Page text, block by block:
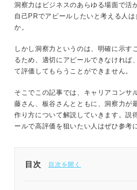
洞察力の自己PRの伝え方
【業界・職種別】洞察力の自
※AIの特性上、間違いが含まれている場
洞察力はビジネスのあらゆる場面で活
自己PRでアピールしたいと考える人
か。
しかし洞察力というのは、明確に示す
るため、適切にアピールできなければ
て評価してもらうことができません。
そこでこの記事では、キャリアコンサ
藤さん、板谷さんとともに、洞察力が
作り方について解説していきます。説
ールで高評価を狙いたい人はぜひ参考
目次